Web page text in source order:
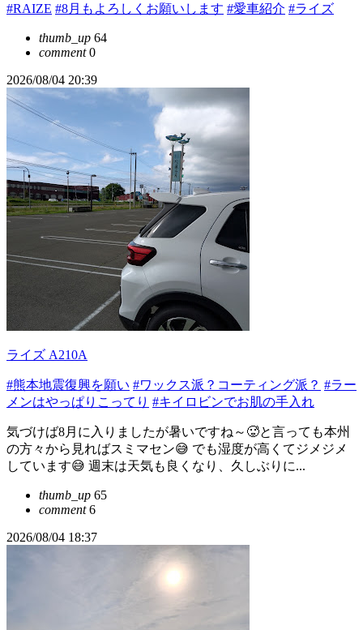
#RAIZE #8月もよろしくお願いします #愛車紹介 #ライズ
thumb_up 64
comment0
2026/08/04 20:39
ライズ A210A
#熊本地震復興を願い #ワックス派？コーティング派？ #ラー
メンはやっぱりこってり #キイロビンでお肌の手入れ
気づけば8月に入りましたが暑いですね～🥵と言っても本州
の方々から見ればスミマセン😅 でも湿度が高くてジメジメ
しています😅 週末は天気も良くなり、久しぶりに...
thumb_up 65
comment6
2026/08/04 18:37